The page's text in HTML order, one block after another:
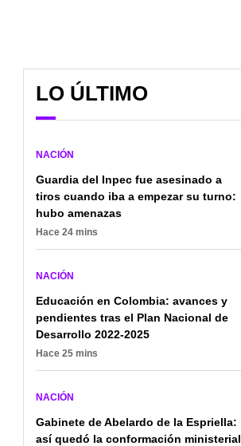
LO ÚLTIMO
NACIÓN
Guardia del Inpec fue asesinado a
tiros cuando iba a empezar su turno:
hubo amenazas
Hace 24 mins
NACIÓN
Educación en Colombia: avances y
pendientes tras el Plan Nacional de
Desarrollo 2022-2025
Hace 25 mins
NACIÓN
Gabinete de Abelardo de la Espriella:
así quedó la conformación ministerial